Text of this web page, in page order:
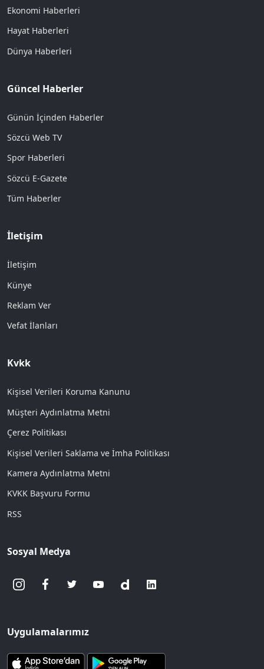
Ekonomi Haberleri
Hayat Haberleri
Dünya Haberleri
Güncel Haberler
Günün İçinden Haberler
Sözcü Web TV
Spor Haberleri
Sözcü E-Gazete
Tüm Haberler
İletişim
İletişim
Künye
Reklam Ver
Vefat İlanları
Kvkk
Kişisel Verileri Koruma Kanunu
Müşteri Aydınlatma Metni
Çerez Politikası
Kişisel Verileri Saklama ve İmha Politikası
Kamera Aydınlatma Metni
KVKK Başvuru Formu
RSS
Sosyal Medya
Uygulamalarımız